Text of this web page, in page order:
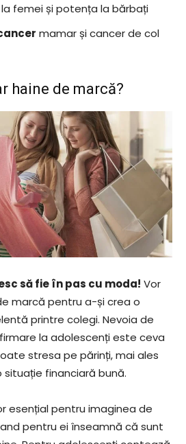
femei și potența la bărbați
mamar și cancer de col
haine de marcă?
să fie în pas cu moda! Vor
marcă pentru a-și crea o
printre colegi. Nevoia de
la adolescenți este ceva
stresa pe părinți, mai ales
financiară bună.
esențial pentru imaginea de
pentru ei înseamnă că sunt